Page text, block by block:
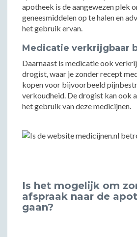
apotheek is de aangewezen plek
geneesmiddelen op te halen en
het gebruik ervan.
Medicatie verkrijgbaar
Daarnaast is medicatie ook
drogist, waar je zonder recept
kopen voor bijvoorbeeld
verkoudheid. De drogist kan ook
het gebruik van deze medicijnen.
Is het mogelijk om
afspraak naar de
gaan?